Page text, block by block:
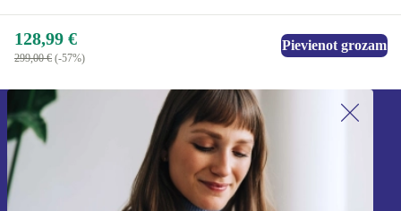
128,99 €
299,00 € (-57%)
Pievienot grozam
Piesakieties mūsu jaunumu
saņemšanai!
Nekad vairs nepalaidiet garām nevienu
piedāvājumu.